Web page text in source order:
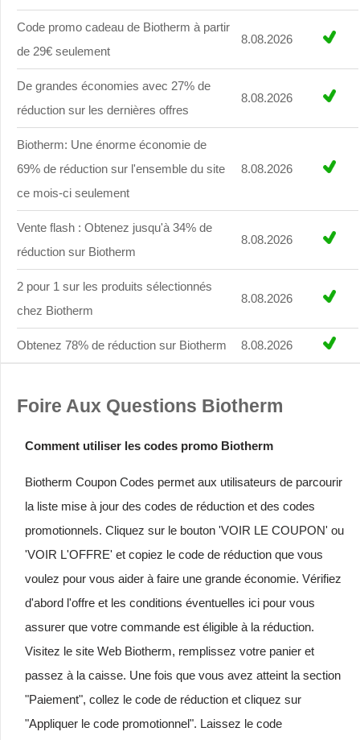
Code promo cadeau de Biotherm à partir
de 29€ seulement
8.08.2026
De grandes économies avec 27% de
réduction sur les dernières offres
8.08.2026
Biotherm: Une énorme économie de
69% de réduction sur l'ensemble du site
ce mois-ci seulement
8.08.2026
Vente flash : Obtenez jusqu'à 34% de
réduction sur Biotherm
8.08.2026
2 pour 1 sur les produits sélectionnés
chez Biotherm
8.08.2026
Obtenez 78% de réduction sur Biotherm 8.08.2026
Foire Aux Questions Biotherm
Comment utiliser les codes promo Biotherm
Biotherm Coupon Codes permet aux utilisateurs de parcourir
la liste mise à jour des codes de réduction et des codes
promotionnels. Cliquez sur le bouton 'VOIR LE COUPON' ou
'VOIR L'OFFRE' et copiez le code de réduction que vous
voulez pour vous aider à faire une grande économie. Vérifiez
d'abord l'offre et les conditions éventuelles ici pour vous
assurer que votre commande est éligible à la réduction.
Visitez le site Web Biotherm, remplissez votre panier et
passez à la caisse. Une fois que vous avez atteint la section
"Paiement", collez le code de réduction et cliquez sur
"Appliquer le code promotionnel". Laissez le code